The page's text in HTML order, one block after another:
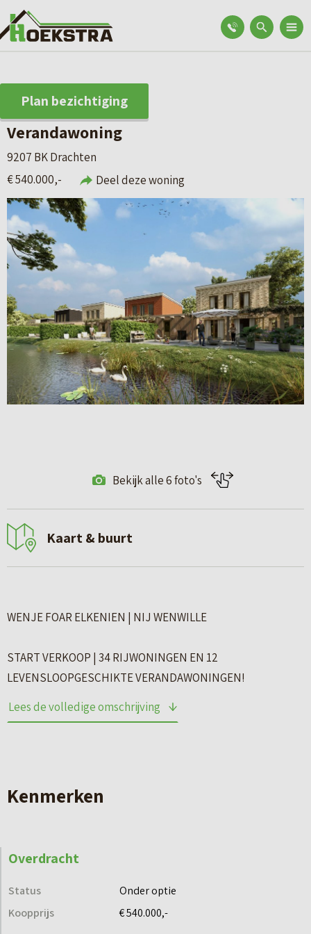
Plan bezichtiging
Verandawoning
9207 BK Drachten
€ 540.000,-
Deel deze woning
Bekijk alle 6 foto's
Kaart & buurt
WENJE FOAR ELKENIEN | NIJ WENWILLE
START VERKOOP | 34 RIJWONINGEN EN 12
LEVENSLOOPGESCHIKTE VERANDAWONINGEN!
– Zaterdag 24 mei van 11:00 tot 13.00 uur
in via het digitale inschrijfformulier op nij-wenwille.nl.
verkoop van rijwoningen en levensloopgeschikte
verandawoningen in nieuwbouwproject Nij Wenwille in
Lees de volledige omschrijving
Kenmerken
Overdracht
Status
Onder optie
Koopprijs
€ 540.000,-